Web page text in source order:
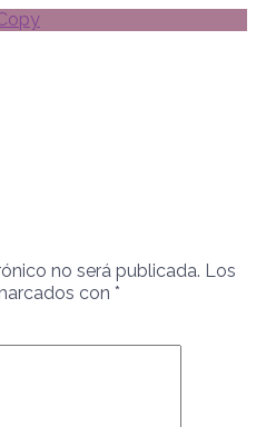
no será publicada. Los
con *